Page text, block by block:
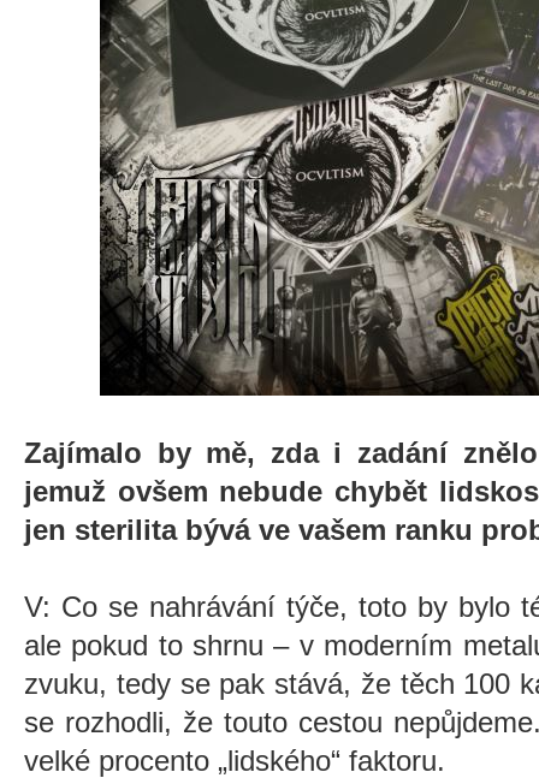
Zajímalo by mě, zda i zadání
jemuž ovšem nebude chybět
jen sterilita bývá ve vašem ranku
V: Co se nahrávání týče, toto by bylo
ale pokud to shrnu – v moderním
zvuku, tedy se pak stává, že těch 100
se rozhodli, že touto cestou
velké procento „lidského“ faktoru.